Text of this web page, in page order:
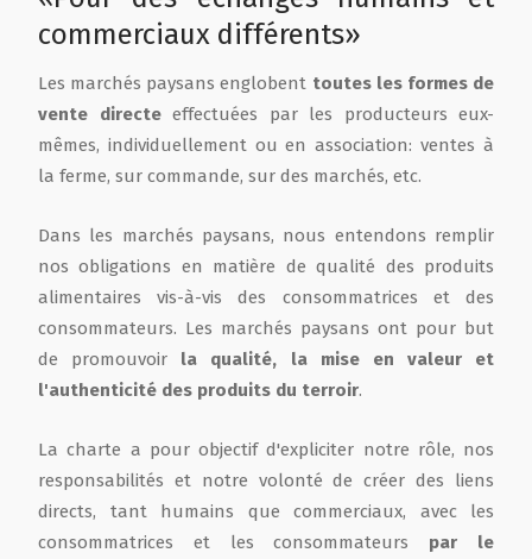
commerciaux différents»
Les marchés paysans englobent toutes les formes de
vente directeeffectuées par les producteurs eux-
mêmes, individuellement ou en association: ventes à
la ferme, sur commande, sur des marchés, etc.
Dans les marchés paysans, nous entendons remplir
nos obligations en matière de qualité des produits
alimentaires vis-à-vis des consommatrices et des
consommateurs. Les marchés paysans ont pour but
de promouvoir la qualité, la mise en valeur et
l'authenticité des produits du terroir.
La charte a pour objectif d'expliciter notre rôle, nos
responsabilités et notre volonté de créer des liens
directs, tant humains que commerciaux, avec les
consommatrices et les consommateurs par le
Fête Marché Paysan